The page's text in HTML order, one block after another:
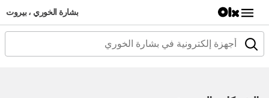
بشارة الخوري ، بيروت